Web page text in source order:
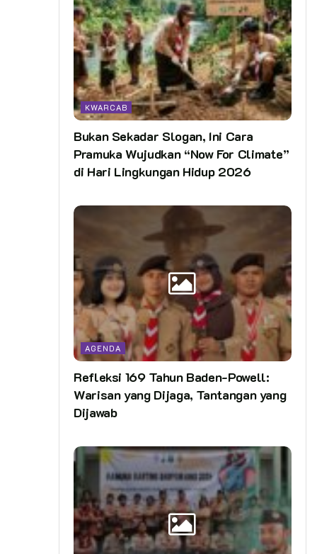
KWARCAB
Bukan Sekadar Slogan, Ini Cara
Pramuka Wujudkan “Now For Climate”
di Hari Lingkungan Hidup 2026
AGENDA
Refleksi 169 Tahun Baden-Powell:
Warisan yang Dijaga, Tantangan yang
Dijawab